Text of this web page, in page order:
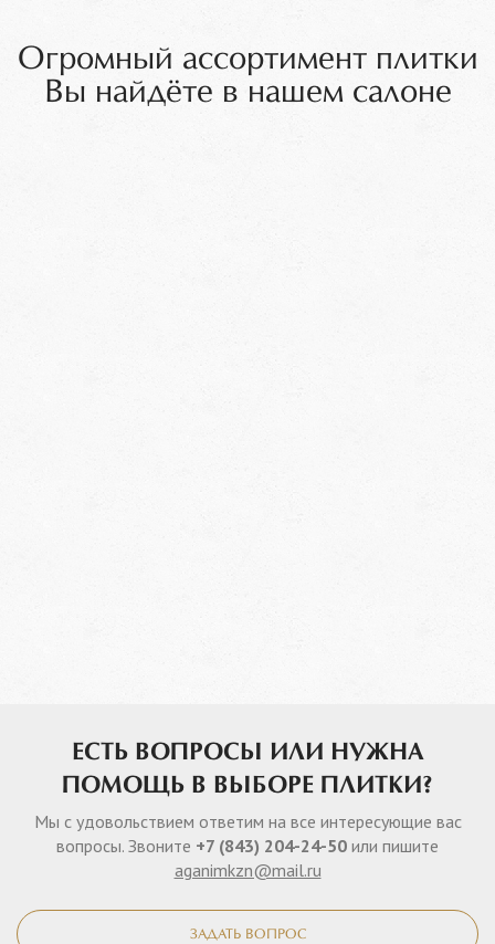
Огромный ассортимент плитки
Вы найдёте в нашем салоне
ЕСТЬ ВОПРОСЫ ИЛИ НУЖНА
ПОМОЩЬ В ВЫБОРЕ ПЛИТКИ?
Мы с удовольствием ответим на все интересующие вас
вопросы. Звоните +7 (843) 204-24-50 или пишите
aganimkzn@mail.ru
ЗАДАТЬ ВОПРОС